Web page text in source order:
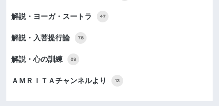
解説・ヨーガ・スートラ 47
解説・入菩提行論 78
解説・心の訓練 89
ＡＭＲＩＴＡチャンネルより 13